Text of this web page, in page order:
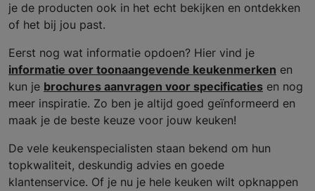
je de producten ook in het echt bekijken en ontdekken
of het bij jou past.
Eerst nog wat informatie opdoen? Hier vind je
informatie over toonaangevende keukenmerken en
kun je brochures aanvragen voor specificaties en nog
meer inspiratie. Zo ben je altijd goed geïnformeerd en
maak je de beste keuze voor jouw keuken!
De vele keukenspecialisten staan bekend om hun
topkwaliteit, deskundig advies en goede
klantenservice. Of je nu je hele keuken wilt opknappen